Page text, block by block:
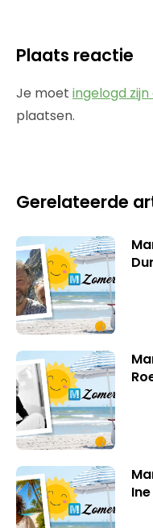
Plaats reactie
Je moet ingelogd zijn
plaatsen.
Gerelateerde